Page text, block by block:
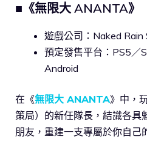
■《無限大 ANANTA》
遊戲公司：Naked Rain
預定發售平台：PS5／
Android
在《無限大 ANANTA》中，
策局）的新任隊長，結識各
朋友，重建一支專屬於你自己